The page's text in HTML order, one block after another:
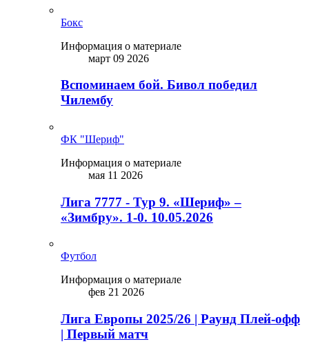
Бокс
Информация о материале
март 09 2026
Вспоминаем бой. Бивол победил
Чилембу
ФК "Шериф"
Информация о материале
мая 11 2026
Лига 7777 - Тур 9. «Шериф» –
«Зимбру». 1-0. 10.05.2026
Футбол
Информация о материале
фев 21 2026
Лига Европы 2025/26 | Раунд Плей-офф
| Первый матч